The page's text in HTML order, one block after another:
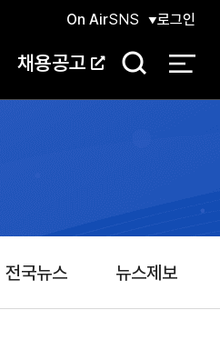
채용공고
On AirSNS 로그인
검
전국뉴스 뉴스제보